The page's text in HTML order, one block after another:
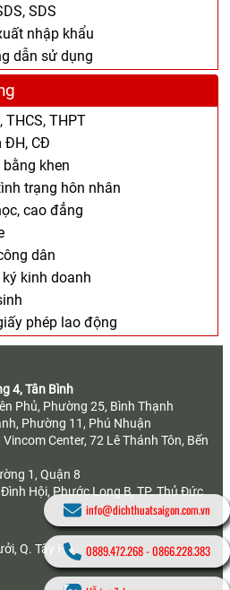
SDS
nhập khẩu
dẫn sử dụng
THCS, THPT
ĐH, CĐ
bằng khen
trạng hôn nhân
cao đẳng
dân
kinh doanh
phép lao động
4, Tân Bình
Phủ, Phường 25, Bình Thạnh
Phường 11, Phú Nhuận
Center, 72 Lê Thánh Tôn, Bến
1, Quận 8
Hội, Phước Long B, TP. Thủ Đức
Q. Tây Hồ
info@dichthuatsaigon.com.vn
0889.472.268-0866.228.383